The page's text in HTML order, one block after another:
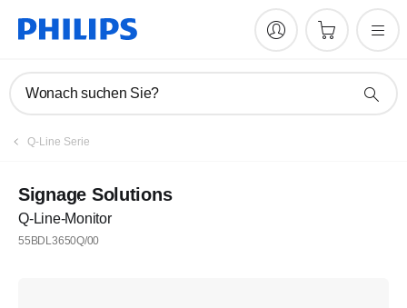
Wonach suchen Sie?
Q-Line Serie
Signage Solutions
Q-Line-Monitor
55BDL3650Q/00